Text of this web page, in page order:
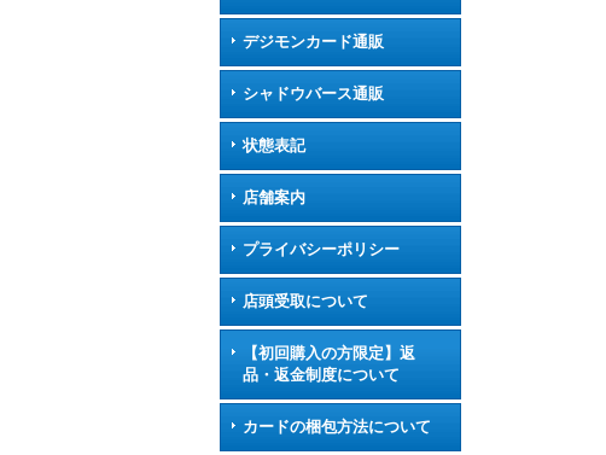
デジモンカード通販
シャドウバース通販
状態表記
店舗案内
プライバシーポリシー
店頭受取について
【初回購入の方限定】返
品・返金制度について
カードの梱包方法について